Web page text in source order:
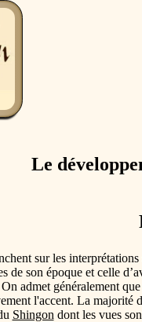
Le
sur les
de son époque et celle
admet généralement
l'accent. La majorité
Shingon dont les vues